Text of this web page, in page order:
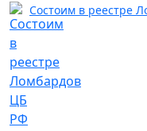
Состоим в реестре